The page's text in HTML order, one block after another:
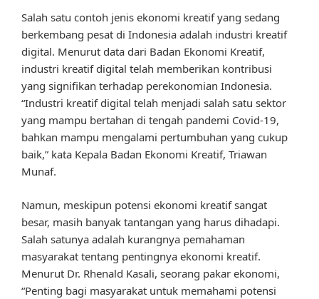
Salah satu contoh jenis ekonomi kreatif yang sedang
berkembang pesat di Indonesia adalah industri kreatif
digital. Menurut data dari Badan Ekonomi Kreatif,
industri kreatif digital telah memberikan kontribusi
yang signifikan terhadap perekonomian Indonesia.
“Industri kreatif digital telah menjadi salah satu sektor
yang mampu bertahan di tengah pandemi Covid-19,
bahkan mampu mengalami pertumbuhan yang cukup
baik,” kata Kepala Badan Ekonomi Kreatif, Triawan
Munaf.
Namun, meskipun potensi ekonomi kreatif sangat
besar, masih banyak tantangan yang harus dihadapi.
Salah satunya adalah kurangnya pemahaman
masyarakat tentang pentingnya ekonomi kreatif.
Menurut Dr. Rhenald Kasali, seorang pakar ekonomi,
“Penting bagi masyarakat untuk memahami potensi